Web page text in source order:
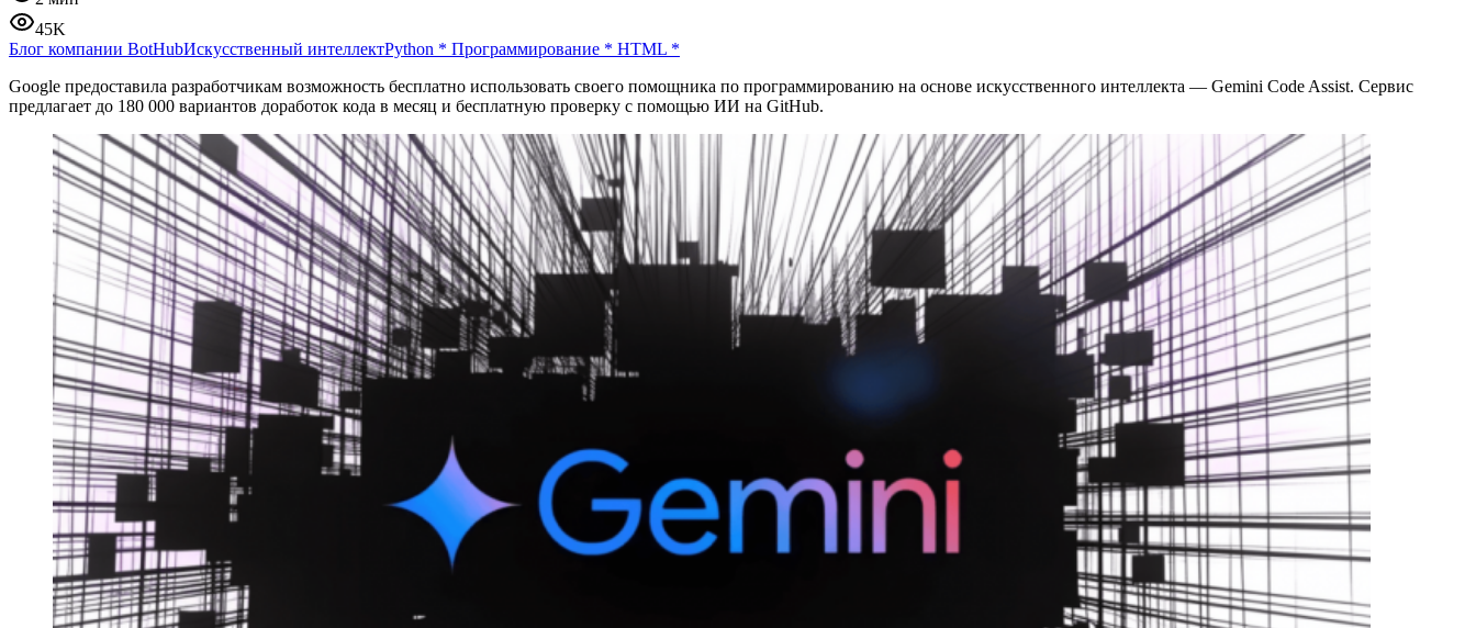
45K
Блог компании BotHubИскусственный интеллектPython * Программирование * HTML *
Google предоставила разработчикам возможность бесплатно использовать своего помощника по программированию на основе искусственного интеллекта — Gemini Code Assist. Сервис
предлагает до 180 000 вариантов доработок кода в месяц и бесплатную проверку с помощью ИИ на GitHub.